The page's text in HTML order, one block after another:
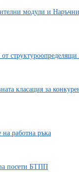
модули и
класация за
работна ръка
посети БТПП